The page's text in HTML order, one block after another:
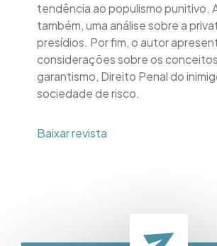
tendência ao populismo punitivo.
também, uma análise sobre a
presídios. Por fim, o autor
considerações sobre os
garantismo, Direito Penal do
sociedade de risco.
Baixar revista